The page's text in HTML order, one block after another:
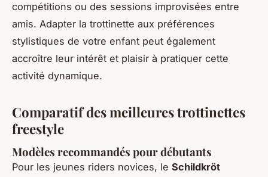
compétitions ou des sessions improvisées entre
amis. Adapter la trottinette aux préférences
stylistiques de votre enfant peut également
accroître leur intérêt et plaisir à pratiquer cette
activité dynamique.
Comparatif des meilleures trottinettes
freestyle
Modèles recommandés pour débutants
Pour les jeunes riders novices, le Schildkröt